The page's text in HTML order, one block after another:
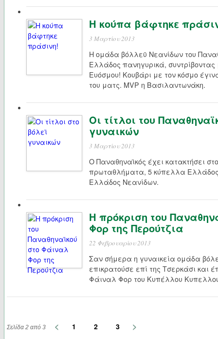
Η κούπα βάφτηκε
3 Μαρτίου 2013
Η ομάδα βόλλεϋ Νεανίδων του
Ελλάδος πανηγυρικά,
Ευόσμου! Κουβάρι με τον κόσμο
του ματς. MVP η Βασιλαντωνάκη.
Οι τίτλοι του
γυναικών
3 Μαρτίου 2013
Ο Παναθηναϊκός έχει κατακτήσει
πρωταθλήματα, 5 κύπελλα
Ελλάδος Νεανίδων.
Η πρόκριση του
Φορ της Περούτζια
22 Φεβρουαρίου 2013
Σαν σήμερα η γυναικεία ομάδα
επικρατούσε επί της Τσερκάσι και
Φάιναλ Φορ του Κυπέλλου
Σελίδα 2 από 3 < 1 2 3 >